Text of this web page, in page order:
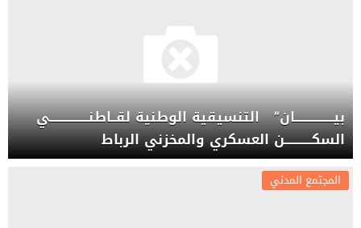
بيــــــــــــــــان” التنسيقية الوطنية لقــاطنــــــــــــــــي
السكـــــــــــن العسكري والمخزني الرباط
المجتمع المدني